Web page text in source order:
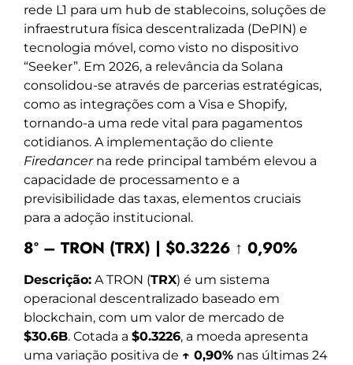
rede L1 para um hub de stablecoins, soluções de
infraestrutura física descentralizada (DePIN) e
tecnologia móvel, como visto no dispositivo
“Seeker”. Em 2026, a relevância da Solana
consolidou-se através de parcerias estratégicas,
como as integrações com a Visa e Shopify,
tornando-a uma rede vital para pagamentos
cotidianos. A implementação do cliente
Firedancerna rede principal também elevou a
capacidade de processamento e a
previsibilidade das taxas, elementos cruciais
para a adoção institucional.
8º – TRON (TRX) | $0.3226 ↑ 0,90%
Descrição: A TRON (TRX) é um sistema
operacional descentralizado baseado em
blockchain, com um valor de mercado de
$30.6B. Cotada a $0.3226, a moeda apresenta
uma variação positiva de ↑ 0,90% nas últimas 24